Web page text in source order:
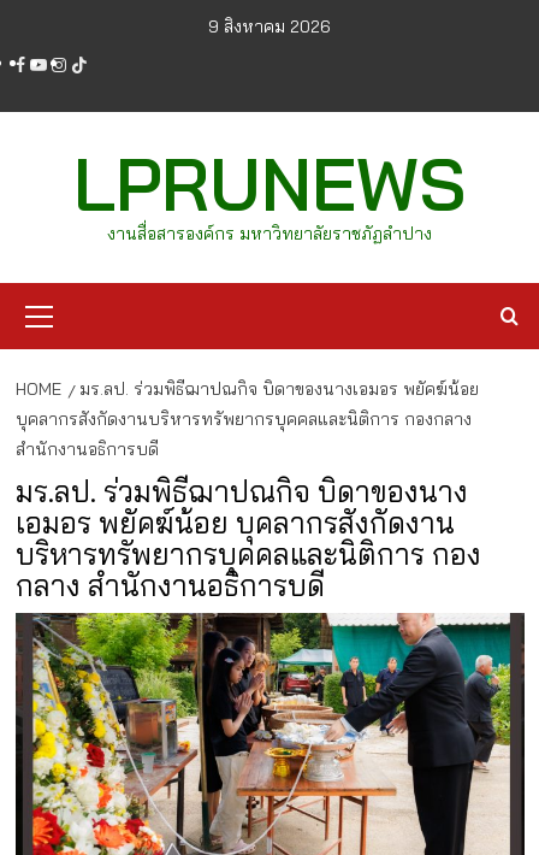
content
9 สิงหาคม 2026
facebook
youtube
instagram
tiktok
LPRUNEWS
งานสื่อสารองค์กร มหาวิทยาลัยราชภัฏลำปาง
Menu
HOME
มร.ลป. ร่วมพิธีฌาปณกิจ บิดาของนางเอมอร พยัคฆ์น้อย
บุคลากรสังกัดงานบริหารทรัพยากรบุคคลและนิติการ กองกลาง
สำนักงานอธิการบดี
มร.ลป. ร่วมพิธีฌาปณกิจ บิดาของนาง
เอมอร พยัคฆ์น้อย บุคลากรสังกัดงาน
บริหารทรัพยากรบุคคลและนิติการ กอง
กลาง สำนักงานอธิการบดี